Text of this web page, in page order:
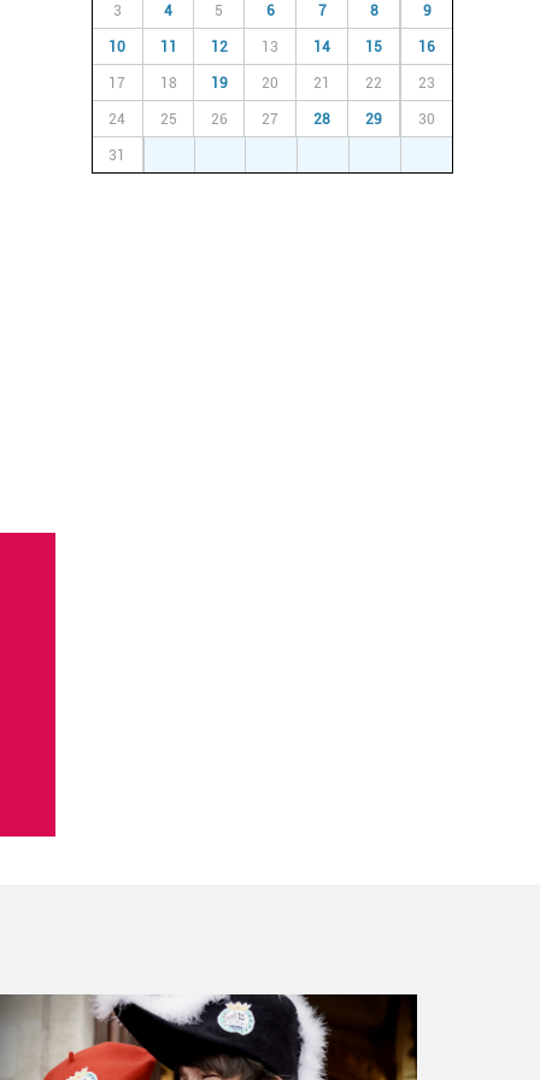
3 4 5 6 7 8 9
10 11 12 13 14 15 16
17 18 19 20 21 22 23
24 25 26 27 28 29 30
31